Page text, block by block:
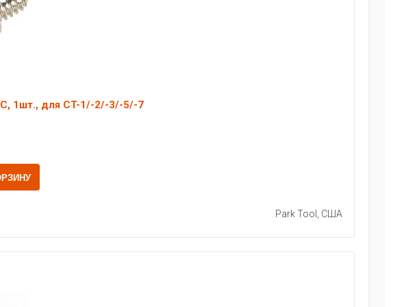
1шт., для CT-1/-2/-3/-5/-7
Park Tool, США